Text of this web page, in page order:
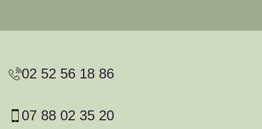
02 52 56 18 86
07 88 02 35 20